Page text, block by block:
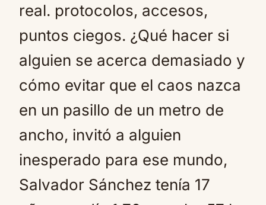
real. protocolos, accesos,
puntos ciegos. ¿Qué hacer si
alguien se acerca demasiado y
cómo evitar que el caos nazca
en un pasillo de un metro de
ancho, invitó a alguien
inesperado para ese mundo,
Salvador Sánchez tenía 17